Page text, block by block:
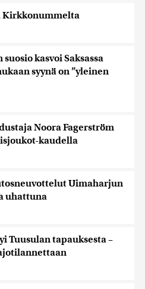
Kirkkonummelta
kasvoi Saksassa
syynä on ”yleinen
Noora Fagerström
kaudella
Uimaharjun
uhattuna
Tuusulan tapauksesta –